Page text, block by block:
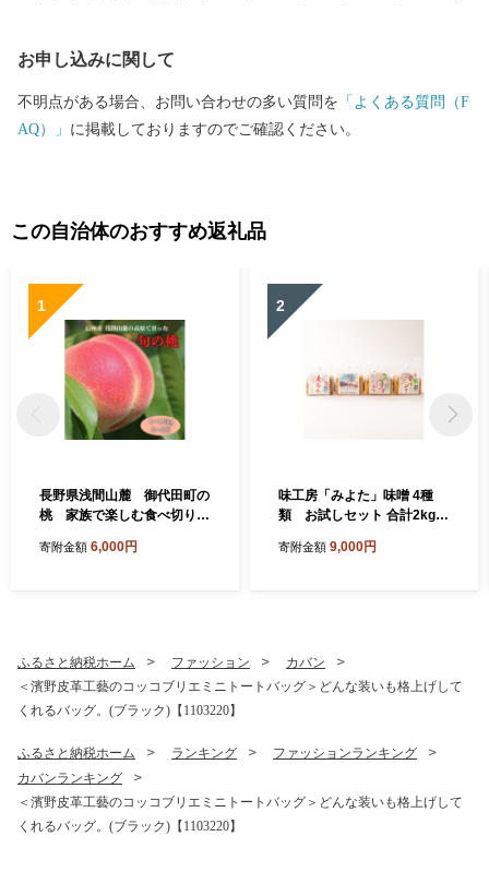
お申し込みに関して
不明点がある場合、お問い合わせの多い質問を 「よくある質問（F
AQ）」 に掲載しておりますのでご確認ください。
この自治体のおすすめ返礼品
1
長野県浅間山麓 御代田町の
桃 家族で楽しむ食べ切りハ
1】
寄附金額 6,000円
2
味工房「みよた」味噌 4種
類 お試しセット 合計2kg
寄附金額 9,000円
ふるさと納税ホーム ファッション
カバン
＜濱野皮革工藝のコッコブリエミニトートバッグ＞どんな装いも格上げして
くれるバッグ。(ブラック)【1103220】
ふるさと納税ホーム ランキング
ファッションランキング
カバンランキング
＜濱野皮革工藝のコッコブリエミニトートバッグ＞どんな装いも格上げして
くれるバッグ。(ブラック)【1103220】